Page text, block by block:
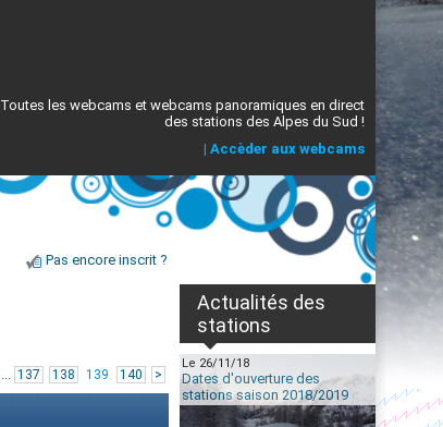
Toutes les webcams et webcams panoramiques en direct
des stations des Alpes du Sud !
| Accèder aux webcams
Pas encore inscrit ?
... 137 138 139 140 >
Actualités des
stations
Le 26/11/18
Dates d'ouverture des
stations saison 2018/2019